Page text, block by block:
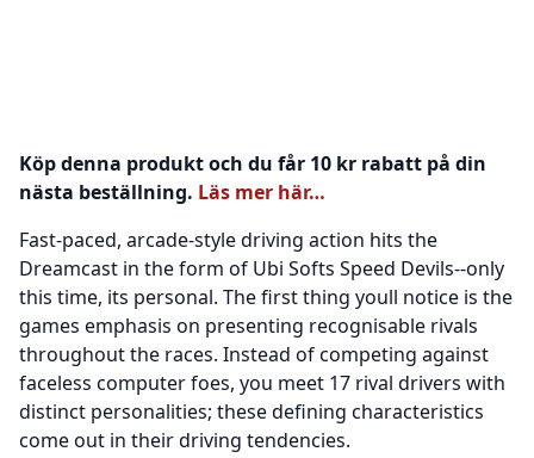
Köp denna produkt och du får 10 kr rabatt på din
nästa beställning. Läs mer här…
Fast-paced, arcade-style driving action hits the
Dreamcast in the form of Ubi Softs Speed Devils--only
this time, its personal. The first thing youll notice is the
games emphasis on presenting recognisable rivals
throughout the races. Instead of competing against
faceless computer foes, you meet 17 rival drivers with
distinct personalities; these defining characteristics
come out in their driving tendencies.